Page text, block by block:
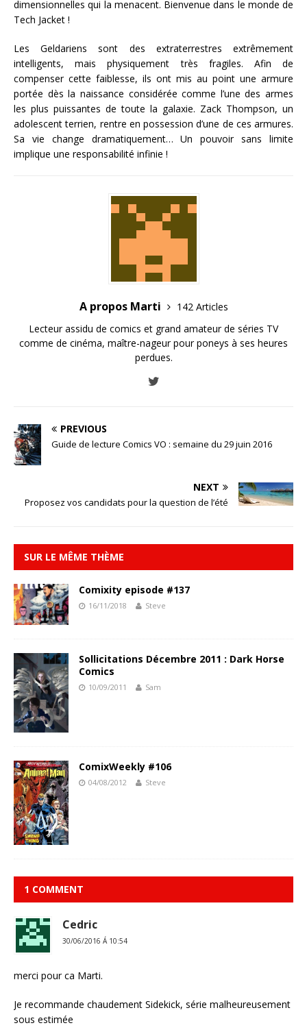
dimensionnelles qui la menacent. Bienvenue dans le monde de
Tech Jacket !
Les Geldariens sont des extraterrestres extrêmement
intelligents, mais physiquement très fragiles. Afin de
compenser cette faiblesse, ils ont mis au point une armure
portée dès la naissance considérée comme l’une des armes
les plus puissantes de toute la galaxie. Zack Thompson, un
adolescent terrien, rentre en possession d’une de ces armures.
Sa vie change dramatiquement… Un pouvoir sans limite
implique une responsabilité infinie !
A propos Marti
142 Articles
Lecteur assidu de comics et grand amateur de séries TV
comme de cinéma, maître-nageur pour poneys à ses heures
perdues.
PREVIOUS
Guide de lecture Comics VO : semaine du 29 juin 2016
NEXT
Proposez vos candidats pour la question de l’été
SUR LE MÊME THÈME
Comixity episode #137
16/11/2018 Steve
Sollicitations Décembre 2011 : Dark Horse
Comics
10/09/2011 Sam
ComixWeekly #106
04/08/2012 Steve
1 COMMENT
Cedric
30/06/2016 Á 10:54
merci pour ca Marti.
Je recommande chaudement Sidekick, série malheureusement
sous estimée